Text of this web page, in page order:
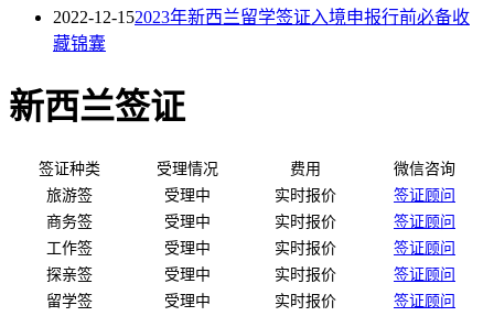
2022-12-152023年新西兰留学签证入境申报行前必备收
藏锦囊
新西兰签证
签证种类 受理情况 费用
微信咨询
旅游签
受理中 实时报价
签证顾问
商务签
受理中 实时报价
签证顾问
工作签
受理中 实时报价
签证顾问
探亲签
受理中 实时报价
签证顾问
留学签
受理中 实时报价 签证顾问